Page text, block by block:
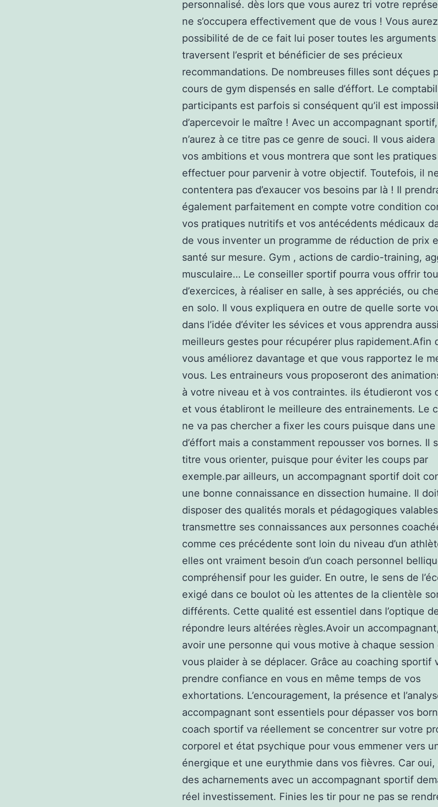
personnalisé. dès lors que vous aurez tri votre
ne s’occupera effectivement que de vous ! Vous
possibilité de de ce fait lui poser toutes les
traversent l’esprit et bénéficier de ses précieux
recommandations. De nombreuses filles sont déçues
cours de gym dispensés en salle d’éffort. Le
participants est parfois si conséquent qu’il est
d’apercevoir le maître ! Avec un accompagnant
n’aurez à ce titre pas ce genre de souci. Il vous
vos ambitions et vous montrera que sont les pratiques
effectuer pour parvenir à votre objectif. Toutefois, il
contentera pas d’exaucer vos besoins par là ! Il
également parfaitement en compte votre condition
vos pratiques nutritifs et vos antécédents médicaux
de vous inventer un programme de réduction de prix
santé sur mesure. Gym , actions de cardio-training,
musculaire… Le conseiller sportif pourra vous offrir
d’exercices, à réaliser en salle, à ses appréciés, ou
en solo. Il vous expliquera en outre de quelle sorte
dans l’idée d’éviter les sévices et vous apprendra
meilleurs gestes pour récupérer plus rapidement.Afin
vous améliorez davantage et que vous rapportez le
vous. Les entraineurs vous proposeront des
à votre niveau et à vos contraintes. ils étudieront vos
et vous établiront le meilleure des entrainements. Le
ne va pas chercher a fixer les cours puisque dans une
d’éffort mais a constamment repousser vos bornes. Il
titre vous orienter, puisque pour éviter les coups par
exemple.par ailleurs, un accompagnant sportif doit
une bonne connaissance en dissection humaine. Il
disposer des qualités morals et pédagogiques
transmettre ses connaissances aux personnes
comme ces précédente sont loin du niveau d’un
elles ont vraiment besoin d’un coach personnel
compréhensif pour les guider. En outre, le sens de
exigé dans ce boulot où les attentes de la clientèle
différents. Cette qualité est essentiel dans l’optique
répondre leurs altérées règles.Avoir un
avoir une personne qui vous motive à chaque session
vous plaider à se déplacer. Grâce au coaching sportif
prendre confiance en vous en même temps de vos
exhortations. L’encouragement, la présence et
accompagnant sont essentiels pour dépasser vos
coach sportif va réellement se concentrer sur votre
corporel et état psychique pour vous emmener vers
énergique et une eurythmie dans vos fièvres. Car oui,
des acharnements avec un accompagnant sportif
réel investissement. Finies les tir pour ne pas se